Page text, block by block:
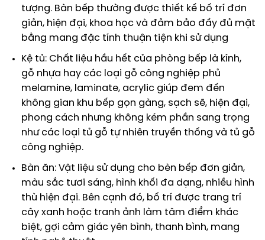
tượng. Bàn bếp thường được thiết kế bố trí đơn
giản, hiện đại, khoa học và đảm bảo đầy đủ mặt
bằng mang đặc tính thuận tiện khi sử dụng
Kệ tủ: Chất liệu hầu hết của phòng bếp là kính,
gỗ nhựa hay các loại gỗ công nghiệp phủ
melamine, laminate, acrylic giúp đem đến
không gian khu bếp gọn gàng, sạch sẽ, hiện đại,
phong cách nhưng không kém phần sang trọng
như các loại tủ gỗ tự nhiên truyền thống và tủ gỗ
công nghiệp.
Bàn ăn: Vật liệu sử dụng cho bèn bếp đơn giản,
màu sắc tươi sáng, hình khối đa dạng, nhiều hình
thù hiện đại. Bên cạnh đó, bố trí được trang trí
cây xanh hoặc tranh ảnh làm tâm điểm khác
biệt, gợi cảm giác yên bình, thanh bình, mang